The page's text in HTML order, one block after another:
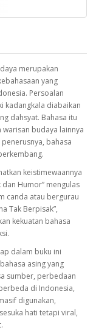
merupakan
yang
Persoalan
kadangkala diabaikan
dahsyat. Bahasa itu
budaya lainnya
bahasa
keistimewaannya
dan Humor” mengulas
canda atau bergurau
Tak Berpisak”,
kekuatan bahasa
dalam buku ini
asing yang
sumber, perbedaan
di Indonesia,
digunakan,
hati tetapi viral,